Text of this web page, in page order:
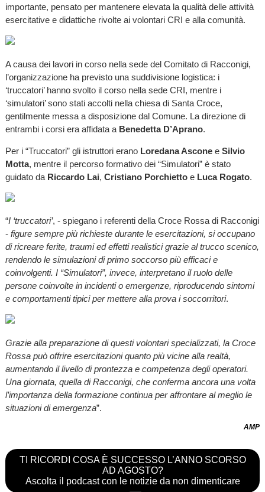
importante, pensato per mantenere elevata la qualità delle attività
esercitative e didattiche rivolte ai volontari CRI e alla comunità.
A causa dei lavori in corso nella sede del Comitato di Racconigi,
l’organizzazione ha previsto una suddivisione logistica: i
‘truccatori’ hanno svolto il corso nella sede CRI, mentre i
‘simulatori’ sono stati accolti nella chiesa di Santa Croce,
gentilmente messa a disposizione dal Comune. La direzione di
entrambi i corsi era affidata a Benedetta D’Aprano.
Per i “Truccatori” gli istruttori erano Loredana Asconee Silvio
Motta, mentre il percorso formativo dei “Simulatori” è stato
guidato da Riccardo Lai, Cristiano Porchiettoe Luca Rogato.
“I ‘truccatori’, - spiegano i referenti della Croce Rossa di Racconigi
- figure sempre più richieste durante le esercitazioni, si occupano
di ricreare ferite, traumi ed effetti realistici grazie al trucco scenico,
rendendo le simulazioni di primo soccorso più efficaci e
coinvolgenti. I “Simulatori”, invece, interpretano il ruolo delle
persone coinvolte in incidenti o emergenze, riproducendo sintomi
e comportamenti tipici per mettere alla prova i soccorritori.
Grazie alla preparazione di questi volontari specializzati, la Croce
Rossa può offrire esercitazioni quanto più vicine alla realtà,
aumentando il livello di prontezza e competenza degli operatori.
Una giornata, quella di Racconigi, che conferma ancora una volta
l’importanza della formazione continua per affrontare al meglio le
situazioni di emergenza”.
AMP
TI RICORDI COSA È SUCCESSO L’ANNO SCORSO
AD AGOSTO?
Ascolta il podcast con le notizie da non dimenticare